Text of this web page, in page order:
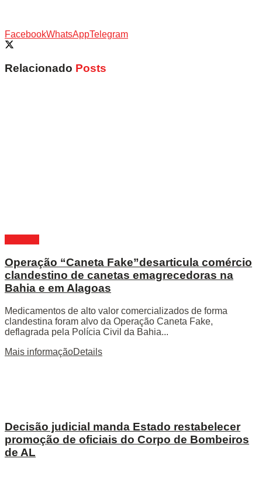
FacebookWhatsAppTelegram
Relacionado Posts
Operação “Caneta Fake”desarticula comércio
clandestino de canetas emagrecedoras na
Bahia e em Alagoas
Medicamentos de alto valor comercializados de forma
clandestina foram alvo da Operação Caneta Fake,
deflagrada pela Polícia Civil da Bahia...
Mais informaçãoDetails
Decisão judicial manda Estado restabelecer
promoção de oficiais do Corpo de Bombeiros
de AL